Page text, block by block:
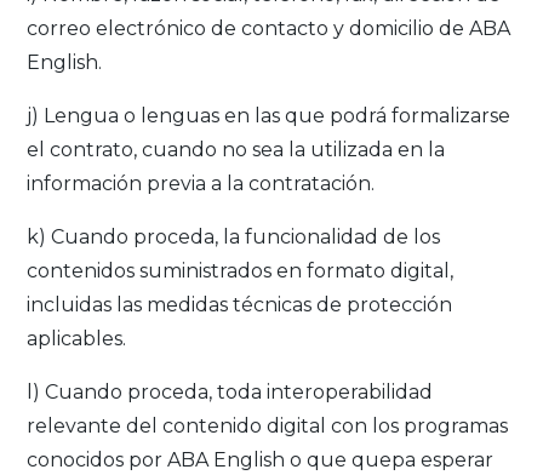
correo electrónico de contacto y domicilio de ABA
English.
j) Lengua o lenguas en las que podrá formalizarse
el contrato, cuando no sea la utilizada en la
información previa a la contratación.
k) Cuando proceda, la funcionalidad de los
contenidos suministrados en formato digital,
incluidas las medidas técnicas de protección
aplicables.
l) Cuando proceda, toda interoperabilidad
relevante del contenido digital con los programas
conocidos por ABA English o que quepa esperar